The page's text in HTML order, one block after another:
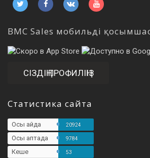
BMC Sales мобильді
СІЗДІҢ ПРОФИЛІҢІЗ
Статистика сайта
Осы айда 20924
Осы аптада 9784
Кеше 53